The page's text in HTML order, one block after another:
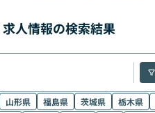
人情報の検索結果
山形県 福島県 茨城県 栃木県